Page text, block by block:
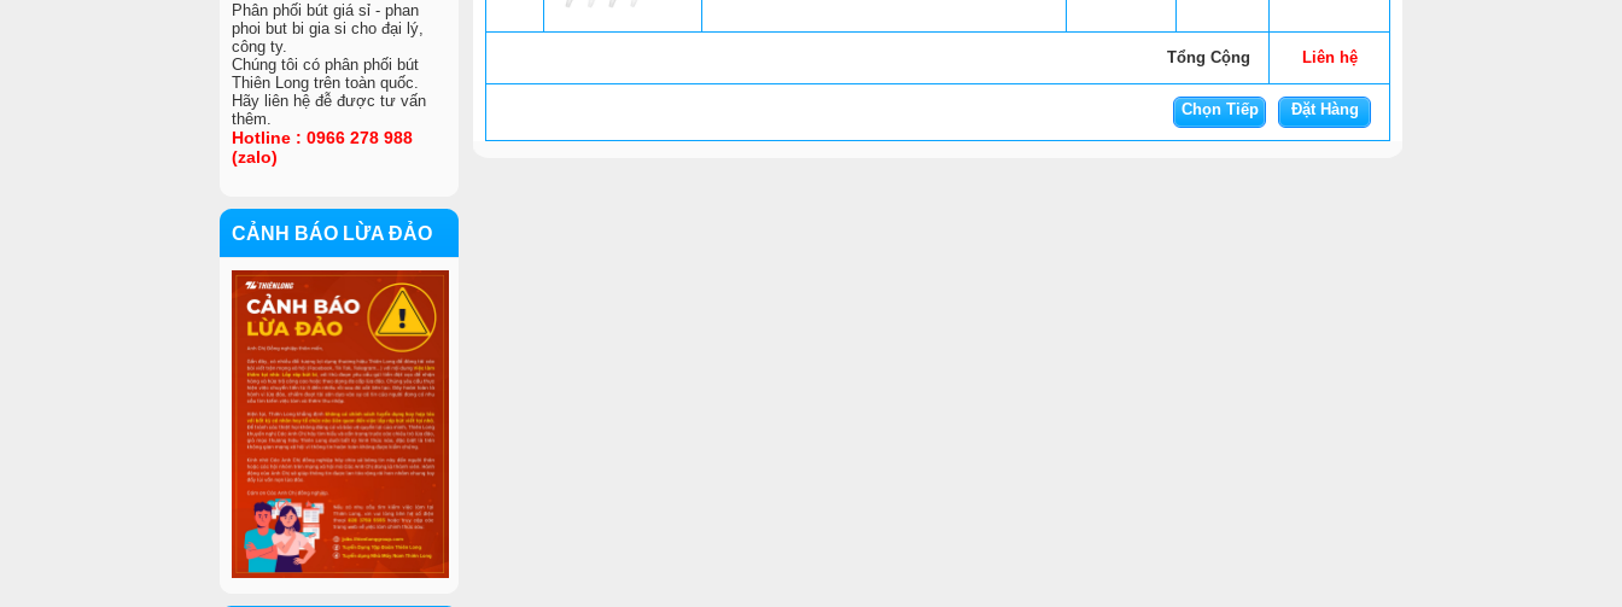
Tổng Cộng Liên hệ
Đặt Hàng
Chọn Tiếp
Phân phối bút giá sỉ - phan
phoi but bi gia si cho đại lý,
công ty.
Chúng tôi có phân phối bút
Thiên Long trên toàn quốc.
Hãy liên hệ đễ được tư vấn
thêm.
Hotline : 0966 278 988
(zalo)
CẢNH BÁO LỪA ĐẢO
VIỆC LÀM